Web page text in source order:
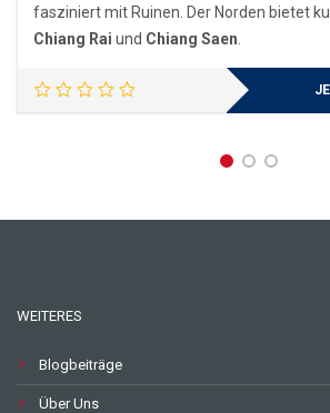
fasziniert mit Ruinen. Der Norden bietet
Chiang Rai und Chiang Saen
WEITERES
Blogbeiträge
Über Uns